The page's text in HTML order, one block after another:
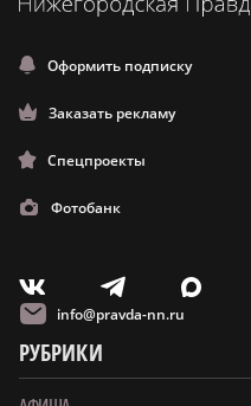
Оформить подписку
Заказать рекламу
Спецпроекты
Фотобанк
V T X
info@pravda-nn.ru
РУБРИКИ